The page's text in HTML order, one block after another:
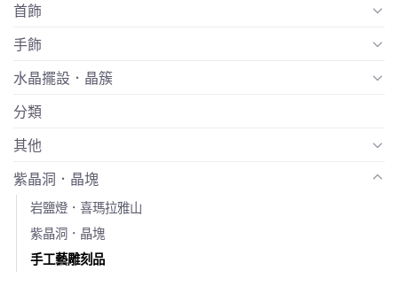
首飾
手飾
水晶擺設．晶簇
分類
其他
紫晶洞．晶塊
岩鹽燈．喜瑪拉雅山
紫晶洞．晶塊
手工藝雕刻品